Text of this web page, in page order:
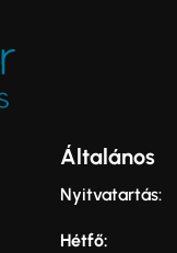
Általános
Nyitvatartás:
Hétfő: